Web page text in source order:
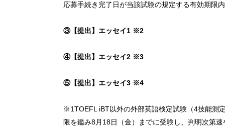
応募手続き完了日が当該試験の規定する有効期限
③【提出】エッセイ1 ※2
④【提出】エッセイ2 ※3
⑤【提出】エッセイ3 ※4
※1TOEFL iBT以外の外部英語検定試験（4技能測
限を鑑み8月18日（金）までに受験し、判明次第